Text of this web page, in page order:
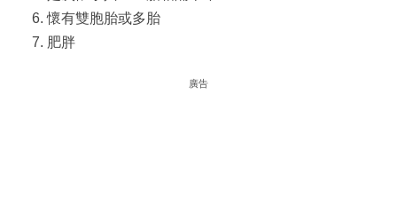
懷有雙胞胎或多胎
肥胖
廣告